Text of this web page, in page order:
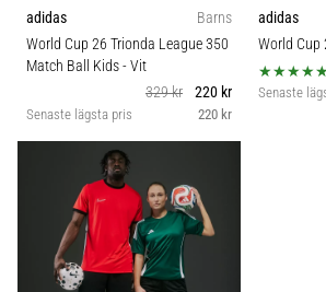
adidas
Barns
World Cup 26 Trionda League 350
Match Ball Kids- Vit
329 kr
220 kr
Senaste lägsta pris 220 kr
adidas
World Cup
Senaste